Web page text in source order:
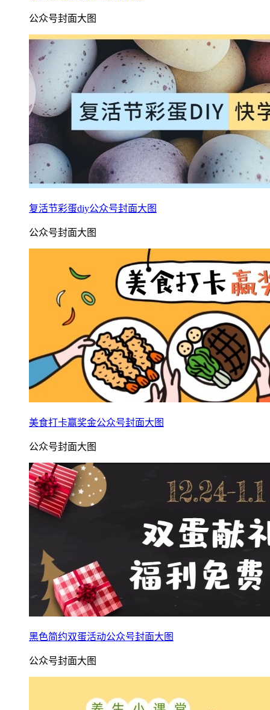
公众号封面大图
复活节彩蛋diy公众号封面大图
公众号封面大图
美食打卡赢奖金公众号封面大图
公众号封面大图
黑色简约双蛋活动公众号封面大图
公众号封面大图